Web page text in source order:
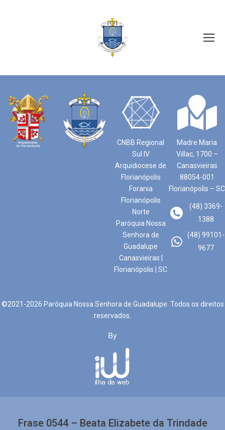
Frase 0544 – Beata Elizabete da Trindade
CNBB Regional
Sul IV
Arquidiocese de
Florianópolis
Forania
Florianópolis
Norte
Paróquia Nossa
Senhora de
Guadalupe
Canasvieiras |
Florianópolis | SC
Madre Maria
Villac, 1700 –
Canasvieiras
88054-001
Florianópolis – SC
(48) 3369-
1388
(48) 99101-
9677
©2021-2026 Paróquia Nossa Senhora de Guadalupe. Todos os direitos
reservados.
By